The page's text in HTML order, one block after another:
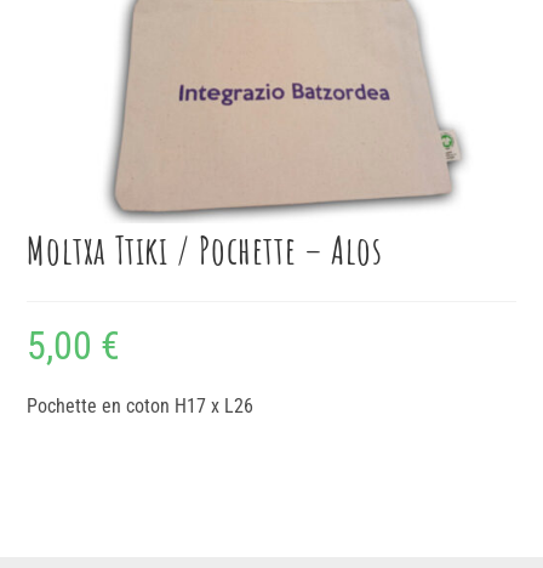
Moltxa Ttiki / Pochette – Alos
5,00 €
Pochette en coton H17 x L26